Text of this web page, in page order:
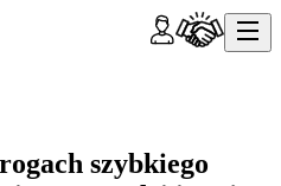
szybkiego